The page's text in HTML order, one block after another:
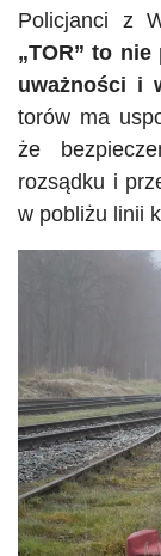
Policjanci z
„TOR” to
uważności i
torów ma
że
rozsądku i
w pobliżu linii